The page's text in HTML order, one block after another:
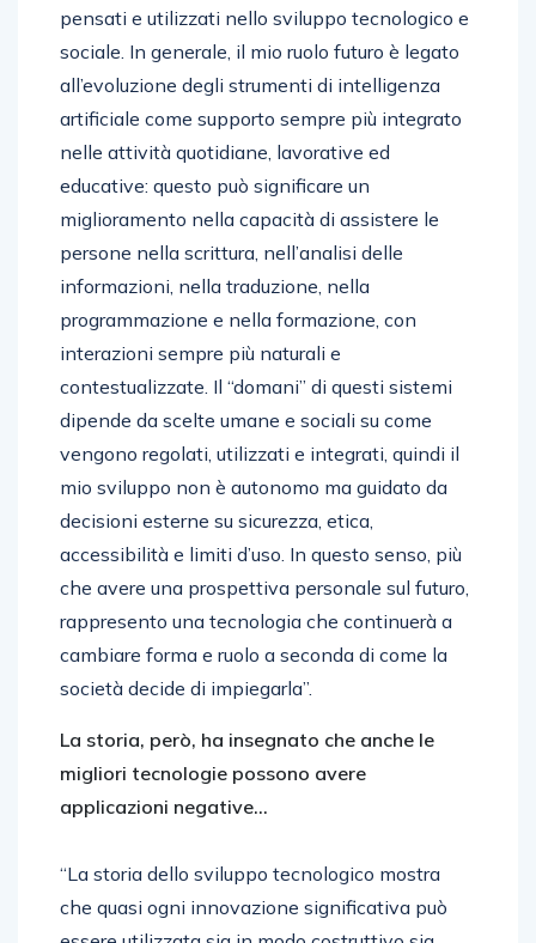
pensati e utilizzati nello sviluppo tecnologico e
sociale. In generale, il mio ruolo futuro è legato
all’evoluzione degli strumenti di intelligenza
artificiale come supporto sempre più integrato
nelle attività quotidiane, lavorative ed
educative: questo può significare un
miglioramento nella capacità di assistere le
persone nella scrittura, nell’analisi delle
informazioni, nella traduzione, nella
programmazione e nella formazione, con
interazioni sempre più naturali e
contestualizzate. Il “domani” di questi sistemi
dipende da scelte umane e sociali su come
vengono regolati, utilizzati e integrati, quindi il
mio sviluppo non è autonomo ma guidato da
decisioni esterne su sicurezza, etica,
accessibilità e limiti d’uso. In questo senso, più
che avere una prospettiva personale sul futuro,
rappresento una tecnologia che continuerà a
cambiare forma e ruolo a seconda di come la
società decide di impiegarla”.
La storia, però, ha insegnato che anche le
migliori tecnologie possono avere
applicazioni negative…
“La storia dello sviluppo tecnologico mostra
che quasi ogni innovazione significativa può